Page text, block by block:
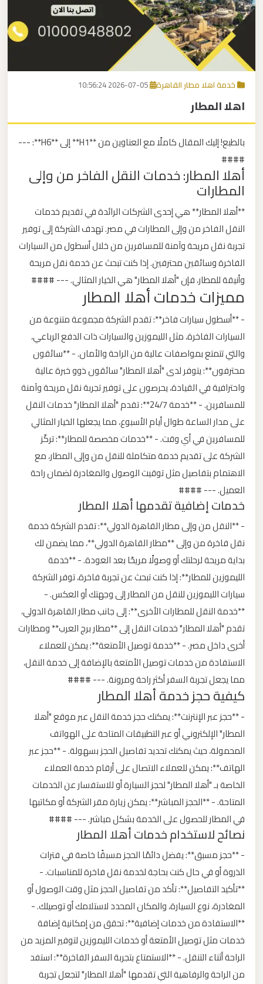
اتصل بنا
EN
خدمة اهلا مطار القاهرة
اهلا المطار
بالطبع! إليك المقال كاملًا مع العناوين من **H1** إلى **H6**: ---
####
أهلا المطار: خدمات النقل الفاخر من وإلى
المطارات
**أهلا المطار** هي إحدى الشركات الرائدة في تقديم خدمات
النقل الفاخر من وإلى المطارات في مصر. تهدف الشركة إلى توفير
تجربة نقل مريحة وآمنة للمسافرين من خلال أسطول من السيارات
الفاخرة وسائقين محترفين. إذا كنت تبحث عن خدمة نقل مريحة
وأنيقة للمطار، فإن "أهلا المطار" هي الخيار المثالي. --- ####
مميزات خدمات أهلا المطار
- **أسطول سيارات فاخر**: تقدم الشركة مجموعة متنوعة من
السيارات الفاخرة، مثل الليموزين والسيارات ذات الدفع الرباعي،
والتي تتمتع بمواصفات عالية من الراحة والأمان. - **سائقون
محترفون**: يتوفر لدى "أهلا المطار" سائقون ذوو خبرة عالية
واحترافية في القيادة، يحرصون على توفير تجربة نقل مريحة وآمنة
للمسافرين. - **خدمة 24/7**: تقدم "أهلا المطار" خدمات النقل
على مدار الساعة طوال أيام الأسبوع، مما يجعلها الخيار المثالي
للمسافرين في أي وقت. - **خدمات مخصصة للمطار**: تركّز
الشركة على تقديم خدمة متكاملة للنقل من وإلى المطار، مع
الاهتمام بتفاصيل مثل توقيت الوصول والمغادرة لضمان راحة
العميل. --- ####
خدمات إضافية تقدمها أهلا المطار
- **النقل من وإلى مطار القاهرة الدولي**: تقدم الشركة خدمة
نقل فاخرة من وإلى **مطار القاهرة الدولي**، مما يضمن لك
بداية مريحة لرحلتك أو وصولًا مريحًا بعد العودة. - **خدمة
الليموزين للمطار**: إذا كنت تبحث عن تجربة فاخرة، توفر الشركة
سيارات الليموزين للنقل من المطار إلى وجهتك أو العكس. -
**خدمة النقل للمطارات الأخرى**: إلى جانب مطار القاهرة الدولي،
تقدم "أهلا المطار" خدمات النقل إلى **مطار برج العرب** ومطارات
أخرى داخل مصر. - **خدمة توصيل الأمتعة**: يمكن للعملاء
الاستفادة من خدمات توصيل الأمتعة بالإضافة إلى خدمة النقل،
مما يجعل تجربة السفر أكثر راحة ومرونة. --- ####
كيفية حجز خدمة أهلا المطار
- **حجز عبر الإنترنت**: يمكنك حجز خدمة النقل عبر موقع "أهلا
المطار" الإلكتروني أو عبر التطبيقات المتاحة على الهواتف
المحمولة، حيث يمكنك تحديد تفاصيل الحجز بسهولة. - **حجز عبر
الهاتف**: يمكن للعملاء الاتصال على أرقام خدمة العملاء
الخاصة بـ "أهلا المطار" لحجز السيارة أو للاستفسار عن الخدمات
المتاحة. - **الحجز المباشر**: يمكن زيارة مقر الشركة أو مكاتبها
في المطار للحصول على الخدمة بشكل مباشر. --- ####
نصائح لاستخدام خدمات أهلا المطار
- **حجز مسبق**: يفضل دائمًا الحجز مسبقًا خاصة في فترات
الذروة أو في حال كنت بحاجة لخدمة نقل فاخرة للمناسبات. -
**تأكيد التفاصيل**: تأكد من تفاصيل الحجز مثل وقت الوصول أو
المغادرة، نوع السيارة، والمكان المحدد لاستلامك أو توصيلك. -
**الاستفادة من خدمات إضافية**: تحقق من إمكانية إضافة
خدمات مثل توصيل الأمتعة أو خدمات الليموزين لتوفير المزيد من
الراحة أثناء التنقل. - **الاستمتاع بتجربة السفر الفاخرة**: استفد
من الراحة والرفاهية التي تقدمها "أهلا المطار" لتجعل تجربة
برج
العرب
القاهرة
مكاتب
ليموزين
الاسكندرية
مطار
القاهرة
ليموزين
ليموزين
نويبع
ليموزين
العرب
الساحل
الشمالي
ليموزين
مطار
العرب
القاهرة
ليموزين
مطار
ليموزين
مطار
القاهرة
ليموزين
القاهرة
للاسكندرية
ليموزين
القاهرة
مطار
العرب
ليموزين